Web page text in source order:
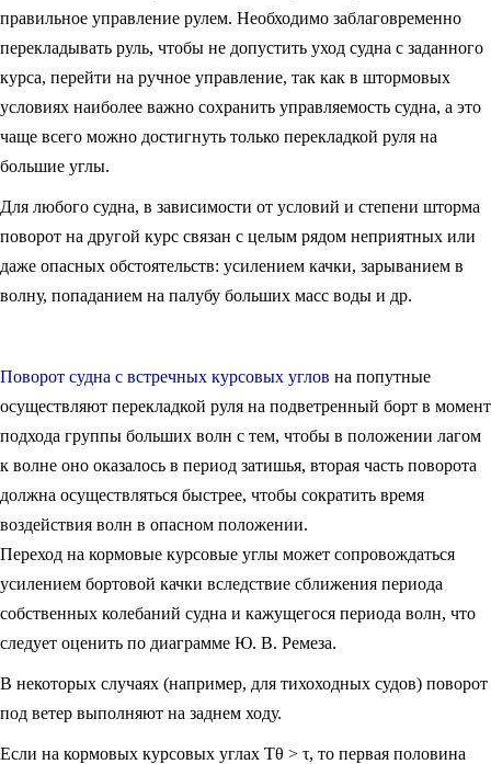
правильное управление рулем. Необходимо заблаговременно
перекладывать руль, чтобы не допустить уход судна с заданного
курса, перейти на ручное управление, так как в штормовых
условиях наиболее важно сохранить управляемость судна, а это
чаще всего можно достигнуть только перекладкой руля на
большие углы.
Для любого судна, в зависимости от условий и степени шторма
поворот на другой курс связан с целым рядом неприятных или
даже опасных обстоятельств: усилением качки, зарыванием в
волну, попаданием на палубу больших масс воды и др.
Поворот судна с встречных курсовых углов на попутные
осуществляют перекладкой руля на подветренный борт в момент
подхода группы больших волн с тем, чтобы в положении лагом
к волне оно оказалось в период затишья, вторая часть поворота
должна осуществляться быстрее, чтобы сократить время
воздействия волн в опасном положении.
Переход на кормовые курсовые углы может сопровождаться
усилением бортовой качки вследствие сближения периода
собственных колебаний судна и кажущегося периода волн, что
следует оценить по диаграмме Ю. В. Ремеза.
В некоторых случаях (например, для тихоходных судов) поворот
под ветер выполняют на заднем ходу.
Если на кормовых курсовых углах Тθ > τ, то первая половина